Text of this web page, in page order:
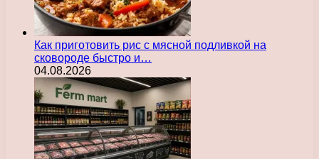
Как приготовить рис с мясной подливкой на
сковороде быстро и…
04.08.2026